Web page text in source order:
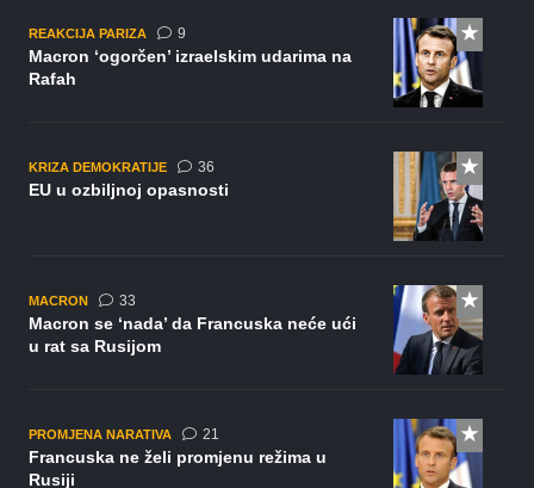
REAKCIJA PARIZA 9komentara
Macron ‘ogorčen’ izraelskim udarima na
Rafah
KRIZA DEMOKRATIJE 36komentara
EU u ozbiljnoj opasnosti
MACRON 33komentara
Macron se ‘nada’ da Francuska neće ući
u rat sa Rusijom
PROMJENA NARATIVA 21
Francuska ne želi promjenu režima u
Rusiji